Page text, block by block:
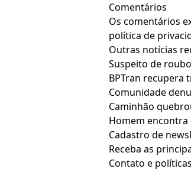
Comentários
Os comentários
política de
Outras notícias
Suspeito de
BPTran recupera
Comunidade
Caminhão
Homem
Cadastro de
Receba as
Contato e políticas